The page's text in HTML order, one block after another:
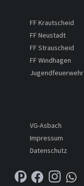
FF Krautscheid
FF Neustadt
FF Strauscheid
FF Windhagen
Jugendfeuerwehr
VG-Asbach
Impressum
Datenschutz